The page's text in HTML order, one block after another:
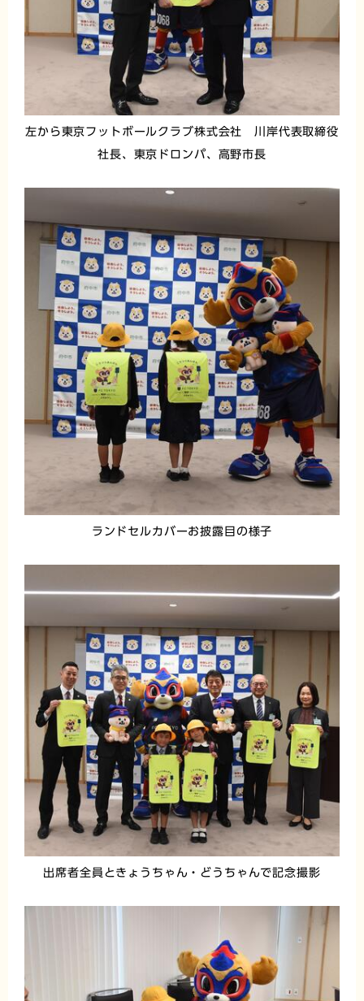
左から東京フットボールクラブ株式会社 川岸代表取締役
社長、東京ドロンパ、高野市長
ランドセルカバーお披露目の様子
出席者全員ときょうちゃん・どうちゃんで記念撮影